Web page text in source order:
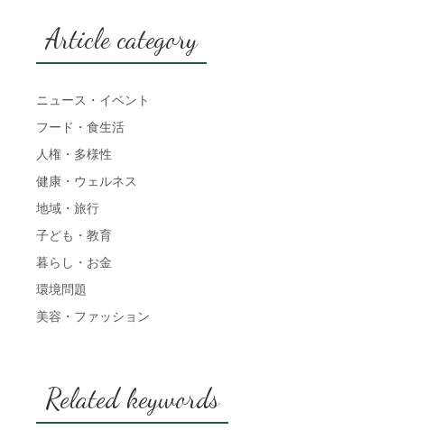
Article category
ニュース・イベント
フード・食生活
人権・多様性
健康・ウェルネス
地域・旅行
子ども・教育
暮らし・お金
環境問題
美容・ファッション
Related keywords